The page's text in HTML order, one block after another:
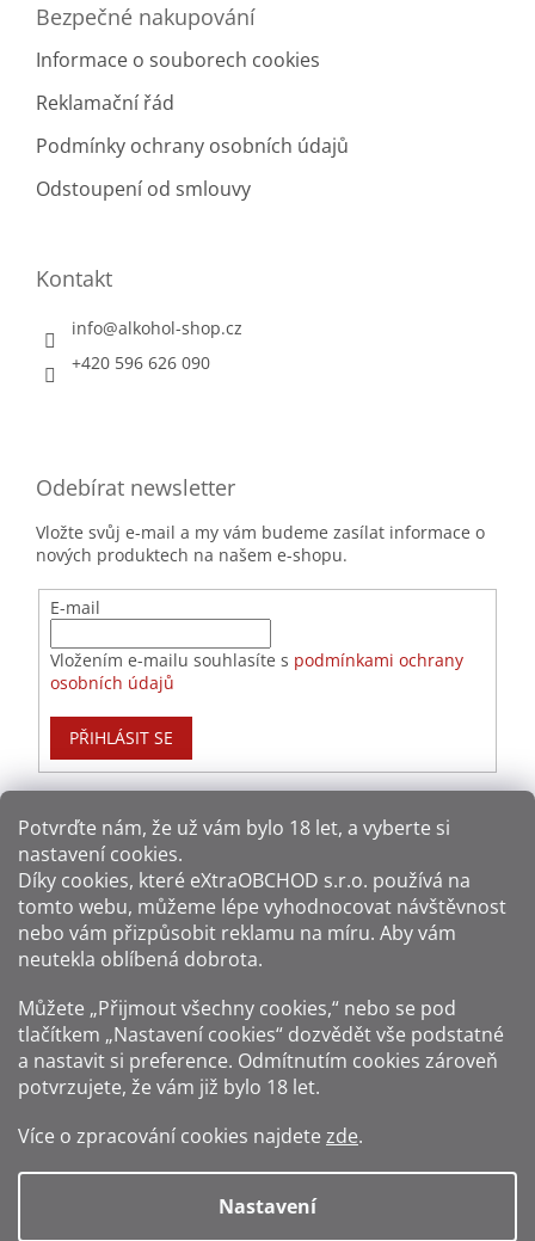
Potvrďte nám​​, že už vám bylo 18 let, a vyberte si
nastavení cookies.
Díky cookies, které eXtraOBCHOD s.r.o. používá na
tomto webu, můžeme lépe vyhodnocovat návštěvnost
nebo vám přizpůsobit reklamu na míru. Aby vám
neutekla oblíbená dobrota.
Můžete „Přijmout všechny cookies,“ nebo se pod
tlačítkem „Nastavení cookies“ dozvědět vše podstatné
a nastavit si preference. Odmítnutím cookies zároveň
potvrzujete, že vám již bylo 18 let.
Více o zpracování cookies najdete zde.
Nastavení
Bezpečné nakupování
Informace o souborech cookies
Reklamační řád
Podmínky ochrany osobních údajů
Odstoupení od smlouvy
Kontakt
info@alkohol-shop.cz
+420 596 626 090
Odebírat newsletter
Vložte svůj e-mail a my vám budeme zasílat informace o
nových produktech na našem e-shopu.
E-mail
Vložením e-mailu souhlasíte s podmínkami ochrany
osobních údajů
PŘIHLÁSIT SE
Způsoby dopravy:
Zákaz prodeje alkoholu osobám mladším 18 let.